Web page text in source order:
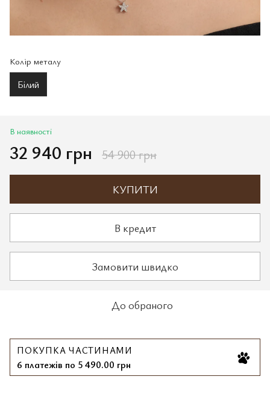
Колір металу
Білий
В наявності
32 940 грн 54 900 грн
КУПИТИ
В кредит
Замовити швидко
До обраного
ПОКУПКА ЧАСТИНАМИ
6 платежів по 5 490.00 грн